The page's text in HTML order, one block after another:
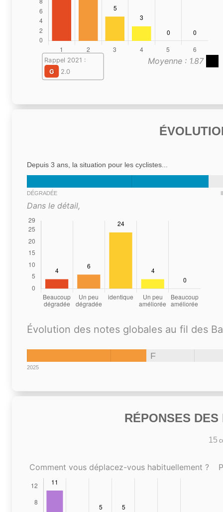
Moyenne : 1.87
Rappel 2021 :
G
2.0
Depuis 3 ans, la situation pour les cyclistes...
DÉGRADÉE
Dans le détail,
Évolution des notes globales au fil des
F
2025
RÉPONSES
15
Comment vous déplacez-vous habituellement ?